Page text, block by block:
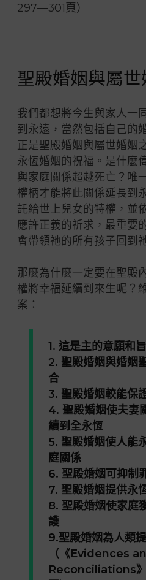
297—301頁）
聖殿婚姻與屬世
我們都想將今生與家人一
到永遠，當然包括自己的
正是聖殿婚姻與屬世婚姻
永恆婚姻的祝福。是什麼
與家庭關係超越死亡？唯
權柄才能將此關係延長到
託給世上兒女的特權，並
應許正義的祈求，最重要
會帶領祂的所有孩子回到
那麼為什麼一定要在聖殿
權將幸福延續到來生呢？
案：
1. 這是主的意願和
2. 聖殿婚姻與婚姻
合
3. 聖殿婚姻較能保
4. 聖殿婚姻使夫妻
續到全永恆
5. 聖殿婚姻使人能
庭關係
6. 聖殿婚姻可抑制
7. 聖殿婚姻提供永
8. 聖殿婚姻使家庭
護
9.聖殿婚姻為人類
（《Evidences
Reconciliations